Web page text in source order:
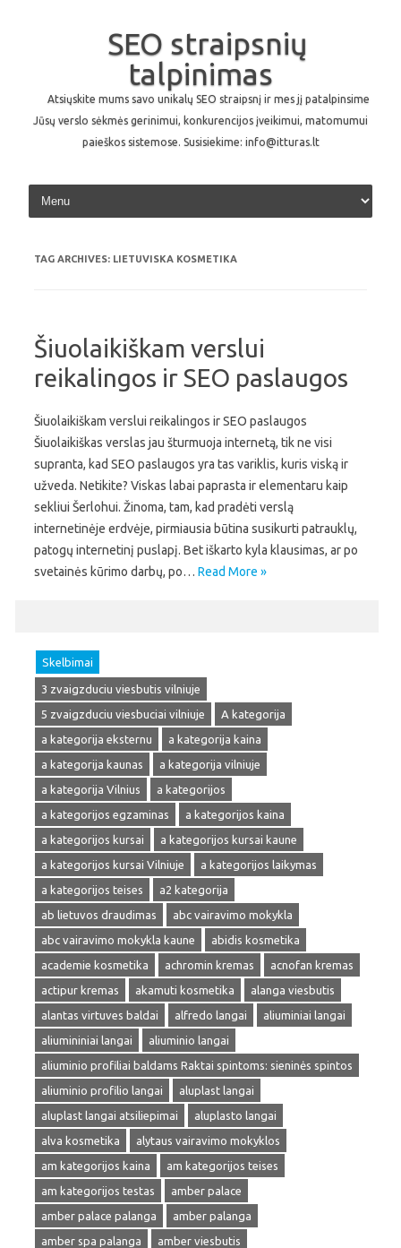
SEO straipsnių
talpinimas
Atsiųskite mums savo unikalų SEO straipsnį ir mes jį patalpinsime
Jūsų verslo sėkmės gerinimui, konkurencijos įveikimui, matomumui
paieškos sistemose. Susisiekime: info@itturas.lt
Skip to content
TAG ARCHIVES: LIETUVISKA KOSMETIKA
Šiuolaikiškam verslui
reikalingos ir SEO paslaugos
Šiuolaikiškam verslui reikalingos ir SEO paslaugos
Šiuolaikiškas verslas jau šturmuoja internetą, tik ne visi
supranta, kad SEO paslaugos yra tas variklis, kuris viską ir
užveda. Netikite? Viskas labai paprasta ir elementaru kaip
sekliui Šerlohui. Žinoma, tam, kad pradėti verslą
internetinėje erdvėje, pirmiausia būtina susikurti patrauklų,
patogų internetinį puslapį. Bet iškarto kyla klausimas, ar po
svetainės kūrimo darbų, po… Read More »
Skelbimai
3 zvaigzduciu viesbutis vilniuje
5 zvaigzduciu viesbuciai vilniuje
A kategorija
a kategorija eksternu
a kategorija kaina
a kategorija kaunas
a kategorija vilniuje
a kategorija Vilnius
a kategorijos
a kategorijos egzaminas
a kategorijos kaina
a kategorijos kursai
a kategorijos kursai kaune
a kategorijos kursai Vilniuje
a kategorijos laikymas
a kategorijos teises
a2 kategorija
ab lietuvos draudimas
abc vairavimo mokykla
abc vairavimo mokykla kaune
abidis kosmetika
academie kosmetika
achromin kremas
acnofan kremas
actipur kremas
akamuti kosmetika
alanga viesbutis
alantas virtuves baldai
alfredo langai
aliuminiai langai
aliumininiai langai
aliuminio langai
aliuminio profiliai baldams Raktai spintoms: sieninės spintos
aliuminio profilio langai
aluplast langai
aluplast langai atsiliepimai
aluplasto langai
alva kosmetika
alytaus vairavimo mokyklos
am kategorijos kaina
am kategorijos teises
am kategorijos testas
amber palace
amber palace palanga
amber palanga
amber spa palanga
amber viesbutis